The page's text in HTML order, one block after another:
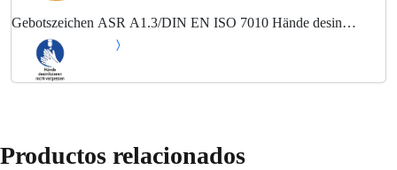
Gebotszeichen ASR A1.3/DIN EN ISO 7010 Hände desin
fizieren n.vergessen Ku.
Productos relacionados